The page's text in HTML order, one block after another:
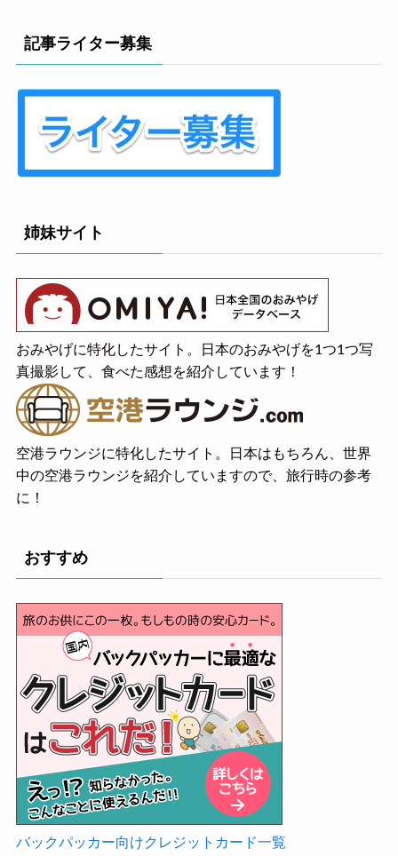
記事ライター募集
姉妹サイト
おみやげに特化したサイト。日本のおみやげを1つ1つ写
真撮影して、食べた感想を紹介しています！
空港ラウンジに特化したサイト。日本はもちろん、世界
中の空港ラウンジを紹介していますので、旅行時の参考
に！
おすすめ
バックパッカー向けクレジットカード一覧